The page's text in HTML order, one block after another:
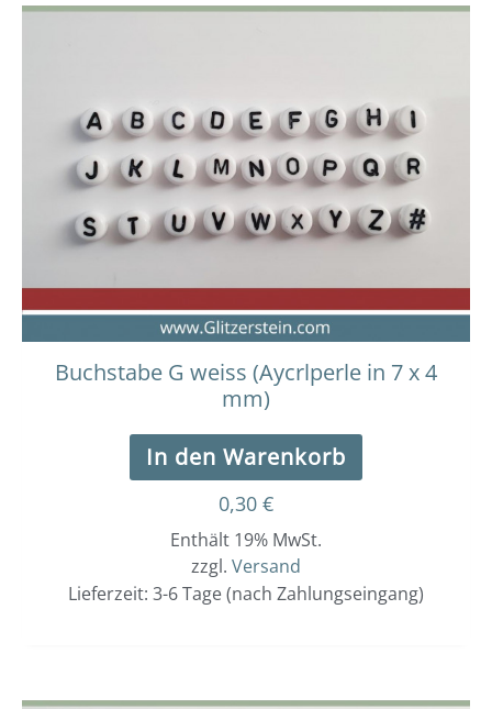
Buchstabe G weiss (Aycrlperle in 7 x 4
mm)
In den Warenkorb
0,30 €
Enthält 19% MwSt.
zzgl. Versand
Lieferzeit: 3-6 Tage (nach Zahlungseingang)